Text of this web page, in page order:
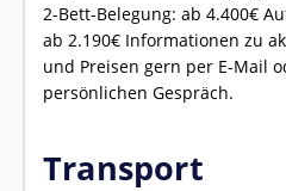
2-Bett-Belegung: ab 4.400€
ab 2.190€ Informationen zu
und Preisen gern per E-Mail
persönlichen Gespräch.
Transport